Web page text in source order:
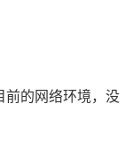
的网络环境，没